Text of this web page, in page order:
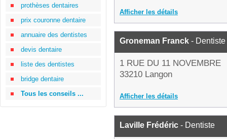
prothèses dentaires
prix couronne dentaire
annuaire des dentistes
devis dentaire
liste des dentistes
bridge dentaire
Tous les conseils ...
Afficher les détails
Groneman Franck - Dentiste
1 RUE DU 11 NOVEMBRE
33210 Langon
Afficher les détails
Laville Frédéric - Dentiste